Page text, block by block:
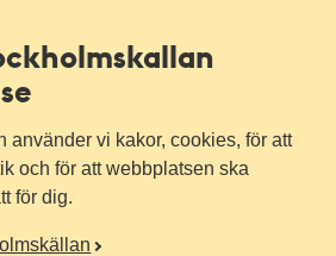
använder vi kakor, cookies, för att
och för att webbplatsen ska
för dig.